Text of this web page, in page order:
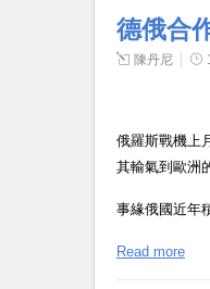
德俄合
陳丹尼
俄羅斯戰機上
其輸氣到歐洲
事緣俄國近年
Read more